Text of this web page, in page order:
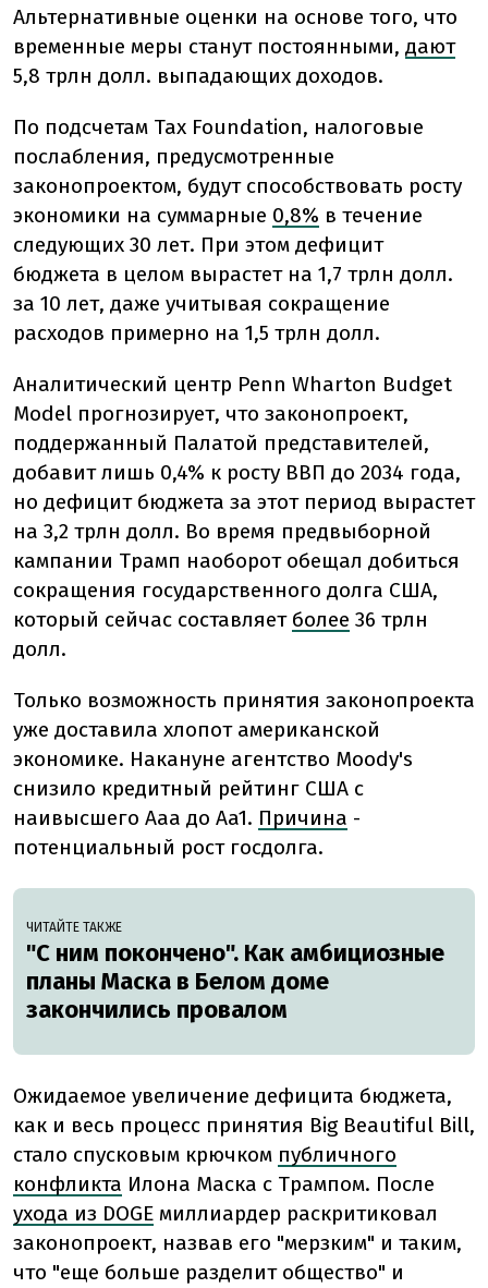
Альтернативные оценки на основе того, что
временные меры станут постоянными, дают
5,8 трлн долл. выпадающих доходов.
По подсчетам Tax Foundation, налоговые
послабления, предусмотренные
законопроектом, будут способствовать росту
экономики на суммарные 0,8% в течение
следующих 30 лет. При этом дефицит
бюджета в целом вырастет на 1,7 трлн долл.
за 10 лет, даже учитывая сокращение
расходов примерно на 1,5 трлн долл.
Аналитический центр Penn Wharton Budget
Model прогнозирует, что законопроект,
поддержанный Палатой представителей,
добавит лишь 0,4% к росту ВВП до 2034 года,
но дефицит бюджета за этот период вырастет
на 3,2 трлн долл. Во время предвыборной
кампании Трамп наоборот обещал добиться
сокращения государственного долга США,
который сейчас составляет более 36 трлн
долл.
Только возможность принятия законопроекта
уже доставила хлопот американской
экономике. Накануне агентство Moody's
снизило кредитный рейтинг США с
наивысшего Aaa до Aa1. Причина -
потенциальный рост госдолга.
ЧИТАЙТЕ ТАКЖЕ
"С ним покончено". Как амбициозные
планы Маска в Белом доме
закончились провалом
Ожидаемое увеличение дефицита бюджета,
как и весь процесс принятия Big Beautiful Bill,
стало спусковым крючком публичного
конфликта Илона Маска с Трампом. После
ухода из DOGE миллиардер раскритиковал
законопроект, назвав его "мерзким" и таким,
что "еще больше разделит общество" и